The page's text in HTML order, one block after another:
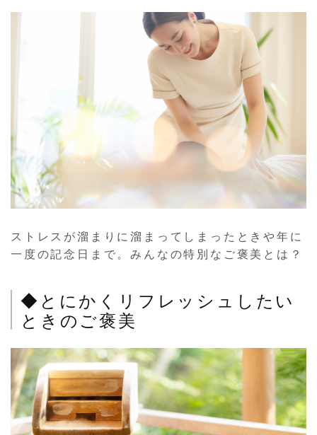
ストレスが溜まりに溜まってしまったときや年に
一度の記念日まで。みんなの特別なご褒美とは？
◆とにかくリフレッシュしたい
ときのご褒美